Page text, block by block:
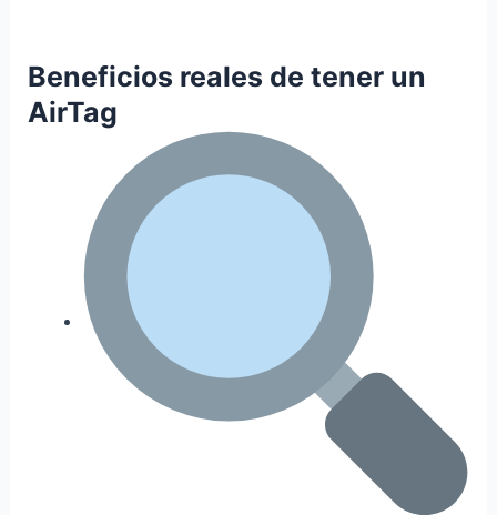
Beneficios reales de tener un
AirTag